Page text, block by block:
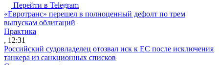
Перейти в Telegram
«Евротранс» перешел в полноценный дефолт по трем
выпускам облигаций
Практика
, 12:31
Российский судовладелец отозвал иск к ЕС после исключения
танкера из санкционных списков